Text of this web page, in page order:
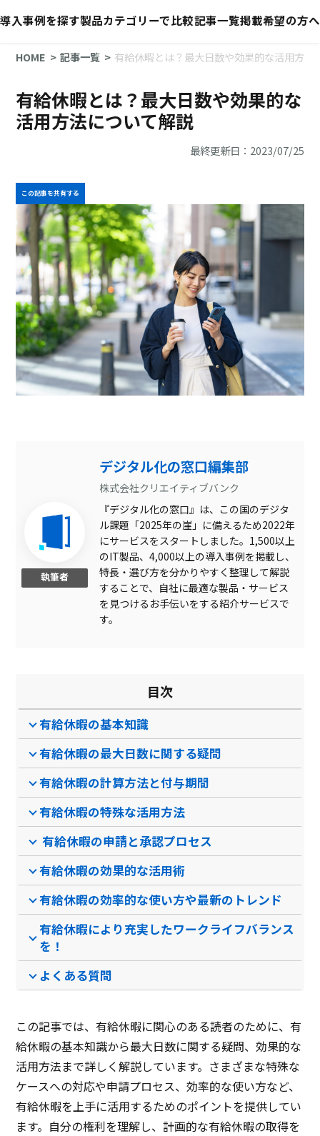
導入事例を探す製品カテゴリーで比較記事一覧掲載希望の方へ
HOME 記事一覧 有給休暇とは？最大日数や効果的な活用方法
有給休暇とは？最大日数や効果的な
活用方法について解説
最終更新日：2023/07/25
この記事を共有する
執筆者
デジタル化の窓口編集部
株式会社クリエイティブバンク
『デジタル化の窓口』は、この国のデジタ
ル課題「2025年の崖」に備えるため2022年
にサービスをスタートしました。1,500以上
のIT製品、4,000以上の導入事例を掲載し、
特長・選び方を分かりやすく整理して解説
することで、自社に最適な製品・サービス
を見つけるお手伝いをする紹介サービスで
す。
目次
有給休暇の基本知識
有給休暇の最大日数に関する疑問
有給休暇の計算方法と付与期間
有給休暇の特殊な活用方法
有給休暇の申請と承認プロセス
有給休暇の効果的な活用術
有給休暇の効率的な使い方や最新のトレンド
有給休暇により充実したワークライフバランス
を！
よくある質問
この記事では、有給休暇に関心のある読者のために、有
給休暇の基本知識から最大日数に関する疑問、効果的な
活用方法まで詳しく解説しています。さまざまな特殊な
ケースへの対応や申請プロセス、効率的な使い方など、
有給休暇を上手に活用するためのポイントを提供してい
ます。自分の権利を理解し、計画的な有給休暇の取得を